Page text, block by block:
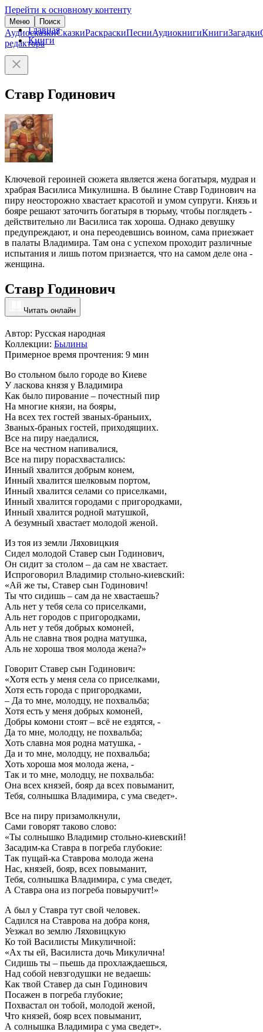
Перейти к основному контенту
Меню Поиск
АудиосказкиСказкиРаскраскиПесниАудиокнигиКнигиЗагадки
редактора
Главная
Книги
Ставр Годинович
Ключевой героиней сюжета является жена богатыря, мудрая и
храбрая Василиса Микулишна. В былине Ставр Годинович на
пиру неосторожно хвастает красотой и умом супруги. Князь и
бояре решают заточить богатыря в тюрьму, чтобы поглядеть -
действительно ли Василиса так хороша. Однако девушку
предупреждают, и она переодевшись воином, сама приезжает
в палаты Владимира. Там она с успехом проходит различные
испытания и лишь потом признается, что на самом деле она -
женщина.
Ставр Годинович
Читать онлайн
Автор: Русская народная
Коллекции: Былины
Примерное время прочтения: 9 мин
Во стольном было городе во Киеве
У ласкова князя у Владимира
Как было пирование – почестный пир
На многие князи, на бояры,
На всех тех гостей званых-браныих,
Званых-браных гостей, приходящиих.
Все на пиру наедалися,
Все на честном напивалися,
Все на пиру порасхвастались:
Инный хвалится добрым конем,
Инный хвалится шелковым портом,
Инный хвалится селами со приселками,
Инный хвалится городами с пригородками,
Инный хвалится родной матушкой,
А безумный хвастает молодой женой.
Из тоя из земли Ляховицкия
Сидел молодой Ставер сын Годинович,
Он сидит за столом – да сам не хвастает.
Испроговорил Владимир стольно-киевский:
«Ай же ты, Ставер сын Годинович!
Ты что сидишь – сам да не хвастаешь?
Аль нет у тебя села со приселками,
Аль нет городов с пригородками,
Аль нет у тебя добрых комоней,
Аль не славна твоя родна матушка,
Аль не хороша твоя молода жена?»
Говорит Ставер сын Годинович:
«Хотя есть у меня села со приселками,
Хотя есть города с пригородками,
– Да то мне, молодцу, не похвальба;
Хотя есть у меня добрых комоней,
Добры комони стоят – всё не ездятся, -
Да то мне, молодцу, не похвальба;
Хоть славна моя родна матушка, -
Да и то мне, молодцу, не похвальба;
Хоть хороша моя молода жена, -
Так и то мне, молодцу, не похвальба:
Она всех князей, бояр да всех повыманит,
Тебя, солнышка Владимира, с ума сведет».
Все на пиру призамолкнули,
Сами говорят таково слово:
«Ты солнышко Владимир стольно-киевский!
Засадим-ка Ставра в погреба глубокие:
Так пущай-ка Ставрова молода жена
Нас, князей, бояр, всех повыманит,
Тебя, солнышка Владимира, с ума сведет,
А Ставра она из погреба повыручит!»
А был у Ставра тут свой человек.
Садился на Ставрова на добра коня,
Уезжал во землю Ляховицкую
Ко той Василисты Микуличной:
«Ах ты ей, Василиста дочь Микулична!
Сидишь ты – пьешь да прохлаждаешься,
Над собой невзгодушки не ведаешь:
Как твой Ставер да сын Годинович
Посажен в погреба глубокие;
Похвастал он тобой, молодой женой,
Что князей, бояр всех повыманит,
А солнышка Владимира с ума сведет».